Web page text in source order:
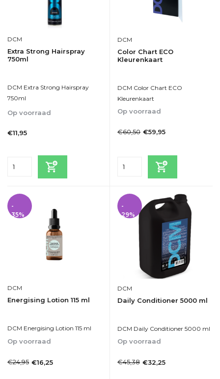
DCM
Extra Strong Hairspray
750ml
DCM Extra Strong Hairspray
750ml
Op voorraad
€11,95
DCM
Color Chart ECO
Kleurenkaart
DCM Color Chart ECO
Kleurenkaart
Op voorraad
€60,50 €59,95
-
35%
DCM
Energising Lotion 115 ml
DCM Energising Lotion 115 ml
Op voorraad
€24,95 €16,25
-
29%
DCM
Daily Conditioner 5000 ml
DCM Daily Conditioner 5000 ml
Op voorraad
€45,38 €32,25